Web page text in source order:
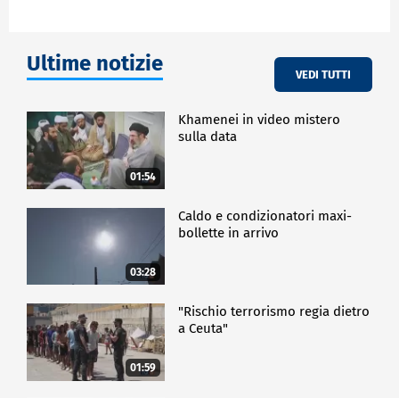
Ultime notizie VEDI TUTTI
01:54
Khamenei in video mistero
sulla data
03:28
Caldo e condizionatori maxi-
bollette in arrivo
01:59
"Rischio terrorismo regia dietro
a Ceuta"